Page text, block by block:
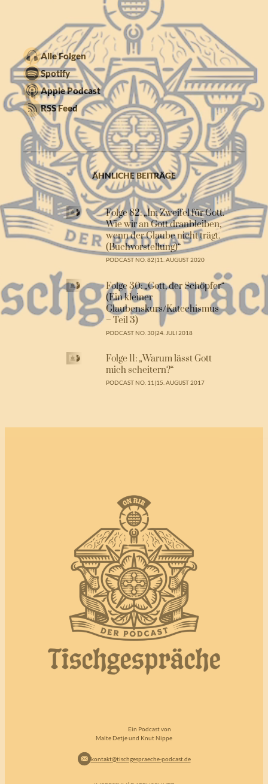
Alle Folgen
Spotify
Apple Podcast
RSS Feed
ÄHNLICHE BEITRÄGE
Folge 82: „Im Zweifel für Gott.
Wie wir an Gott dranbleiben,
wenn der Glaube nicht trägt.
(Buchvorstellung)“
PODCAST NO. 82|11. AUGUST 2020
Folge 30: „Gott, der Schöpfer“
(Ein kleiner
Glaubenskurs/Katechismus
– Teil 3)
PODCAST NO. 30|24. JULI 2018
Folge 11: „Warum lässt Gott
mich scheitern?“
PODCAST NO. 11 |15. AUGUST 2017
Ein Podcast von
Malte Detje und Knut Nippe
kontakt@tischgespraeche-podcast.de